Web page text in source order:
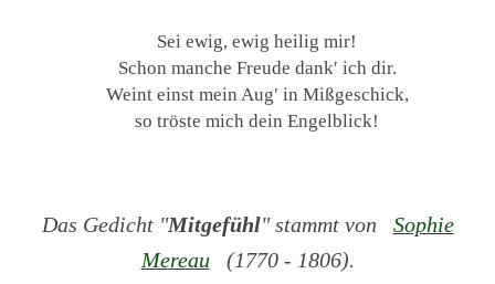
Sei ewig, ewig heilig mir!
Schon manche Freude dank′ ich dir.
Weint einst mein Aug′ in Mißgeschick,
so tröste mich dein Engelblick!
Das Gedicht "Mitgefühl" stammt von
Sophie
Mereau(1770 - 1806).